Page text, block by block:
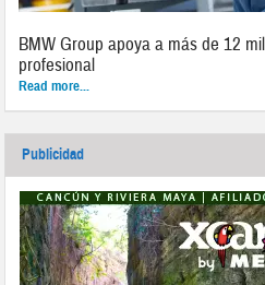
BMW Group apoya a más de 12
profesional
Read more...
Publicidad